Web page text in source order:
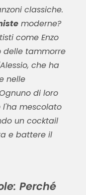
classiche.
moderne?
come Enzo
delle tammorre
che ha
nelle
di loro
l'ha mescolato
un cocktail
e battere il
Perché